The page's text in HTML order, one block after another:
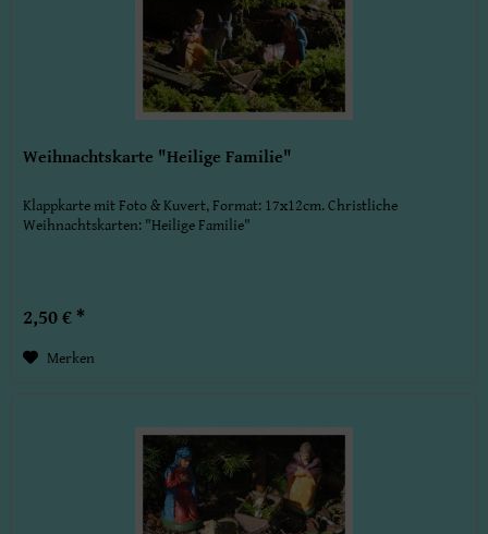
Weihnachtskarte "Heilige Familie"
Klappkarte mit Foto & Kuvert, Format: 17x12cm. Christliche
Weihnachtskarten: "Heilige Familie"
2,50 € *
Merken